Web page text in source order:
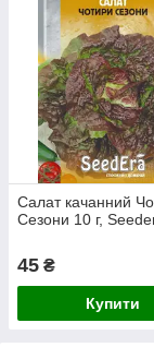
Салат качанний
Сезони 10 г,
45 ₴
Купити